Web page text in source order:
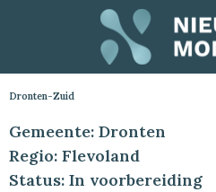
Dronten-Zuid
Gemeente: Dronten
Regio: Flevoland
Status: In voorbereiding